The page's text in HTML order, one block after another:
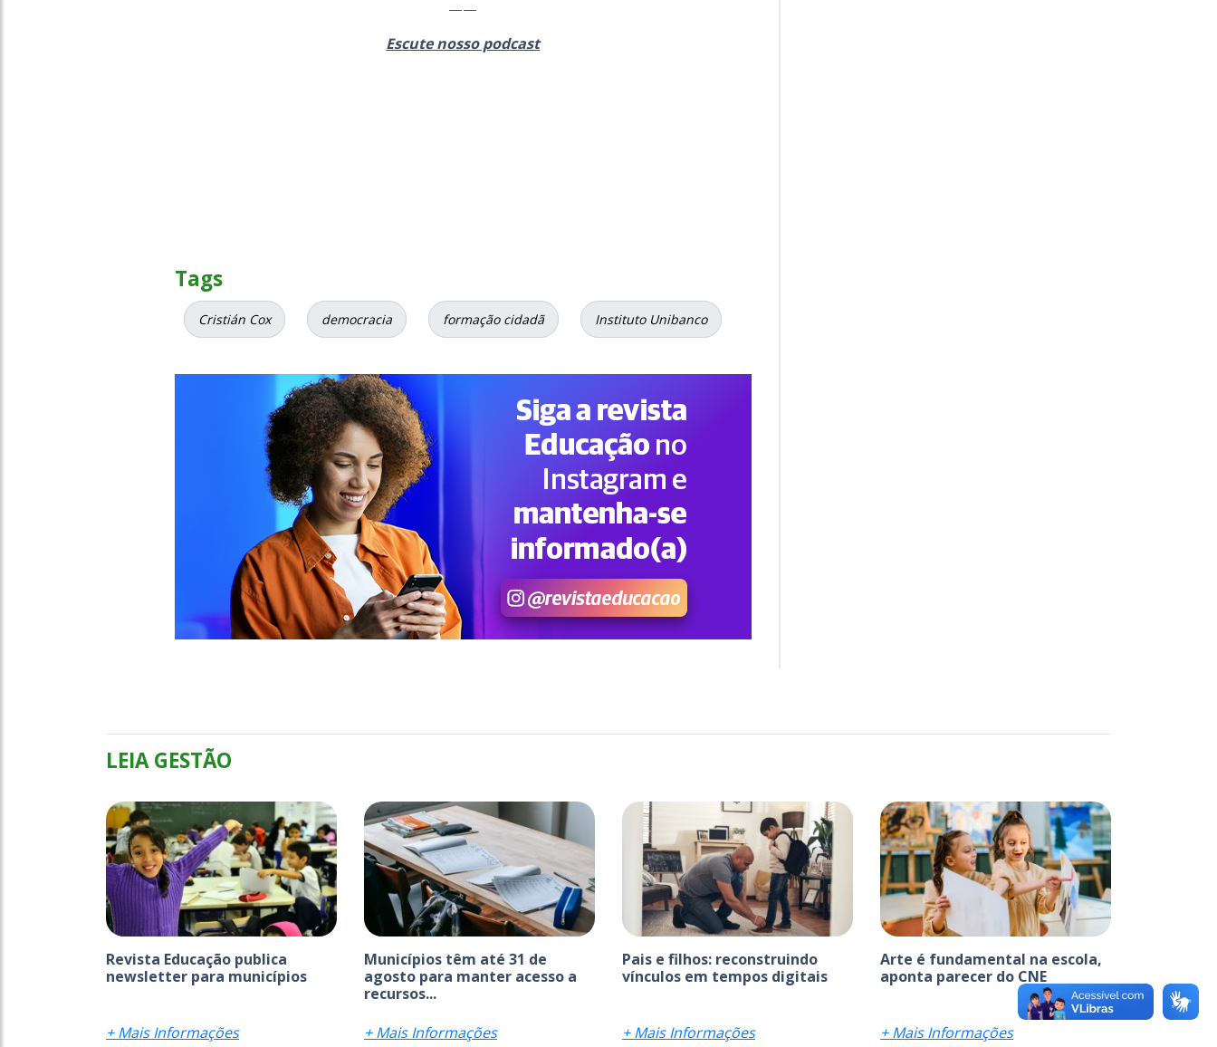
——
Escute nosso podcast
Tags
Cristián Cox democracia formação cidadã Instituto Unibanco
LEIA GESTÃO
Revista Educação publica
newsletter para municípios
+ Mais Informações
Municípios têm até 31 de
agosto para manter acesso a
recursos...
+ Mais Informações
Pais e filhos: reconstruindo
vínculos em tempos digitais
+ Mais Informações
Arte é fundamental na escola,
aponta parecer do CNE
+ Mais Informações